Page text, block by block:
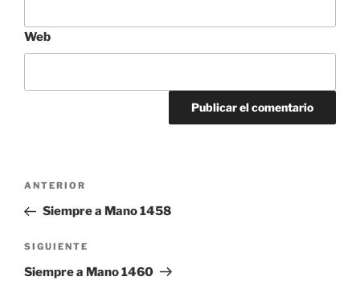
Web
Navegación
entradas
Entrada
anterior:
ANTERIOR
Siempre a Mano 1458
Siguiente
entrada
SIGUIENTE
Siempre a Mano 1460